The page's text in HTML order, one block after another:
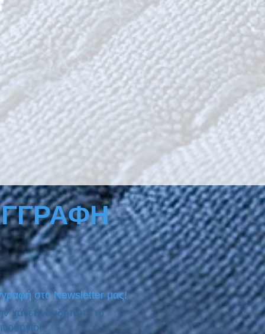
στο Newsletter μας!
χάνετε οτιδήποτε το